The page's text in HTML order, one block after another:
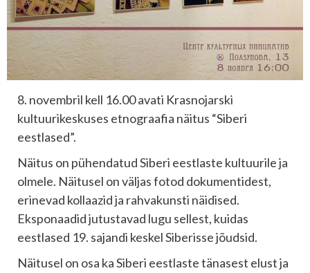
8. novembril kell 16.00 avati Krasnojarski
kultuurikeskuses etnograafia näitus “Siberi
eestlased”.
Näitus on pühendatud Siberi eestlaste kultuurile ja
olmele. Näitusel on väljas fotod dokumentidest,
erinevad kollaazid ja rahvakunsti näidised.
Eksponaadid jutustavad lugu sellest, kuidas
eestlased 19. sajandi keskel Siberisse jõudsid.
Näitusel on osa ka Siberi eestlaste tänasest elust ja